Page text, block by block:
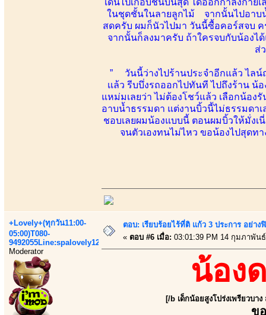
ในชุดชั้นในลายลูกไม้ จากนั้นไปอาบ
สดครับ ผมก็นัวไปมา วันนี้ซื้อคอร์สจบ
จากนั้นก็ลงมาครับ ถ้าใครจบกับน้อง
ส่
” วันนี้ว่างไปร้านประจำอีกแล้ว ไลน์
เเล้ว รีบบึ่งรถออกไปทันที ไปถึงร้าน
แหม่มเลยว่า ไม่ต้องโชว์แล้ว เลือกน้อ
อาบน้ำธรรมดา แต่งานบิ้วนี้ไม่ธรรมดา
ชอบเลยผมน้องแบบนี้ ตอนผมบิ้วให้มั่งเ
จนตัวเองทนไม่ไหว ขอน้องไปสุดท
+Lovely+(ทุกวัน11:00-
05:00)T080-
9492055Line:spalovely123
Moderator
ตอบ: เรียบร้อยไร้ที่ติ แก้ว 3 ประการ อย่า
« ตอบ #6 เมื่อ: 03:01:39 PM 14 กุมภาพัน
น้อง
[/b เด็กน้อยสูงโปร่งเพรียวบ
ข